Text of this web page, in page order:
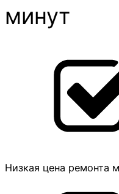
минут
Низкая цена ремонта